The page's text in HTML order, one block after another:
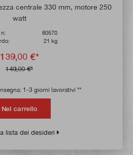
media di 5 su 5 stelle
centrale 330 mm, motore 250
watt
80570
21 kg
139,00 €*
149,00 €*
1-3 giorni lavorativi **
Nel carrello
lista dei desideri